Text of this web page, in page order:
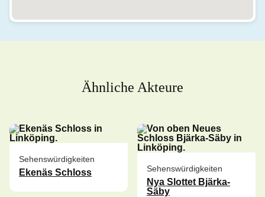
Ähnliche Akteure
Sehenswürdigkeiten
Ekenäs Schloss Sehenswürdigkeiten
Nya Slottet Bjärka-
Säby